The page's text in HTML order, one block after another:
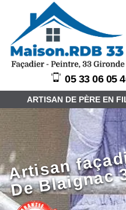
05 33 06 05
ARTISAN DE PÈRE EN